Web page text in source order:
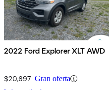
2022 Ford Explorer XLT AWD
$20,697 Gran oferta